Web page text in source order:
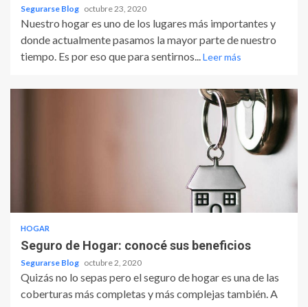
Segurarse Blog octubre 23, 2020
Nuestro hogar es uno de los lugares más importantes y
donde actualmente pasamos la mayor parte de nuestro
tiempo. Es por eso que para sentirnos...Leer más
HOGAR
Seguro de Hogar: conocé sus beneficios
Segurarse Blog octubre 2, 2020
Quizás no lo sepas pero el seguro de hogar es una de las
coberturas más completas y más complejas también. A